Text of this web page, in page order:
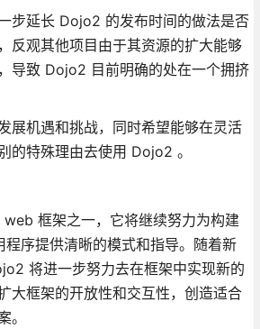
步延长 Dojo2 的发布时间的做法是否
反观其他项目由于其资源的扩大能够
导致 Dojo2 目前明确的处在一个拥挤
展机遇和挑战，同时希望能够在灵活
的特殊理由去使用 Dojo2 。
框架之一，它将继续努力为构建
序提供清晰的模式和指导。随着新
将进一步努力去在框架中实现新的
大框架的开放性和交互性，创造适合
。